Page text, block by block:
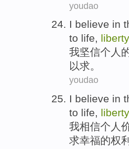
youdao
I believe in
to life, liberty
我坚信个人
以求。
youdao
I believe in
to life, liberty
我相信个人
求幸福的权